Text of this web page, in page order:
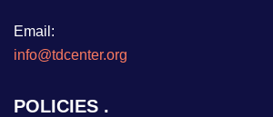
Email:
info@tdcenter.org
POLICIES